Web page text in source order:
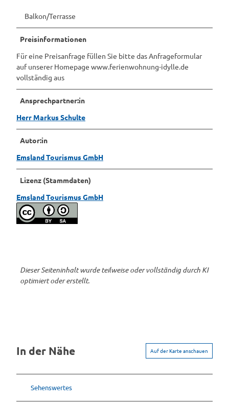
Balkon/Terrasse
Preisinformationen
Für eine Preisanfrage füllen Sie bitte das Anfrageformular
auf unserer Homepage www.ferienwohnung-idylle.de
vollständig aus
Ansprechpartner:in
Herr Markus Schulte
Autor:in
Emsland Tourismus GmbH
Lizenz (Stammdaten)
Emsland Tourismus GmbH
Dieser Seiteninhalt wurde teilweise oder vollständig durch KI
optimiert oder erstellt.
In der Nähe Auf der Karte anschauen
Sehenswertes